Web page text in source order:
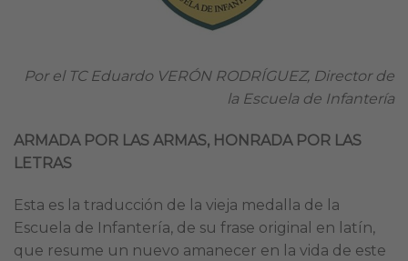
Por el TC Eduardo VERÓN RODRÍGUEZ, Director de
la Escuela de Infantería
ARMADA POR LAS ARMAS, HONRADA POR LAS
LETRAS
Esta es la traducción de la vieja medalla de la
Escuela de Infantería, de su frase original en latín,
que resume un nuevo amanecer en la vida de este